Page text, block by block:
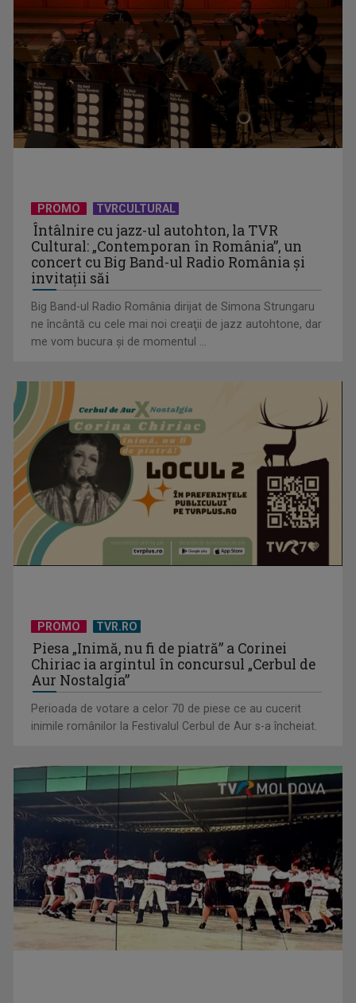
David Popovici atacă o performanţă istorică la Europene. În
direct şi în ...
„Frații Jderi”, superproducția inspirată din opera lui Mihail
Sadoveanu, la ...
Serialul „Toate pânzele sus!” ne umple duminicile de
aventură, la TVR 2
PROMO TVRCULTURAL
Întâlnire cu jazz-ul autohton, la TVR
Cultural: „Contemporan în România”, un
concert cu Big Band-ul Radio România şi
invitaţii săi
Big Band-ul Radio România dirijat de Simona Strungaru
ne încântă cu cele mai noi creaţii de jazz autohtone, dar
me vom bucura şi de momentul ...
PROMO TVR.RO
Piesa „Inimă, nu fi de piatră” a Corinei
Chiriac ia argintul în concursul „Cerbul de
Aur Nostalgia”
Perioada de votare a celor 70 de piese ce au cucerit
inimile românilor la Festivalul Cerbul de Aur s-a încheiat.